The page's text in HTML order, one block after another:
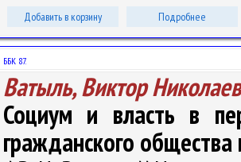
Добавить в корзину Подробнее
ББК 87.
Ватыль, Виктор
Социум и власть в
гражданского